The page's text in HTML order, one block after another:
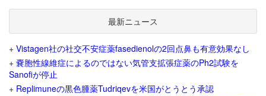
最新ニュース
+ Vistagen社の社交不安症薬fasedienolの2回点鼻も有意効果なし
+ 嚢胞性線維症によるのではない気管支拡張症薬のPh2試験を
Sanofiが停止
+ Replimuneの黒色腫薬Tudriqevを米国がとうとう承認